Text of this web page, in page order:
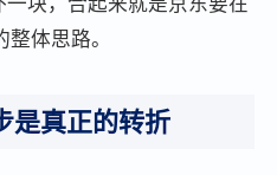
体思路。
真正的转折